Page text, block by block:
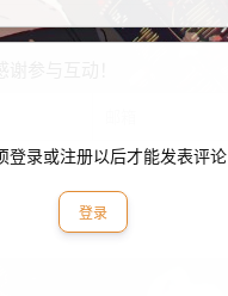
登录或注册以后才能发表评论
登录